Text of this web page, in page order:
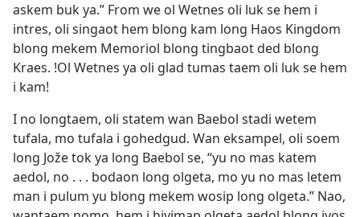
askem buk ya.” From we ol Wetnes oli luk se hem i
intres, oli singaot hem blong kam long Haos Kingdom
blong mekem Memoriol blong tingbaot ded blong
Kraes. !Ol Wetnes ya oli glad tumas taem oli luk se hem
i kam!
I no longtaem, oli statem wan Baebol stadi wetem
tufala, mo tufala i gohedgud. Wan eksampel, oli soem
long Jože tok ya long Baebol se, “yu no mas katem
aedol, no . . . bodaon long olgeta, mo yu no mas letem
man i pulum yu blong mekem wosip long olgeta.” Nao,